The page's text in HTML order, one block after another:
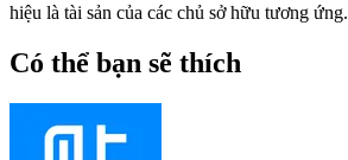
hiệu là tài sản của các chủ sở hữu tương ứng.
Có thể bạn sẽ thích